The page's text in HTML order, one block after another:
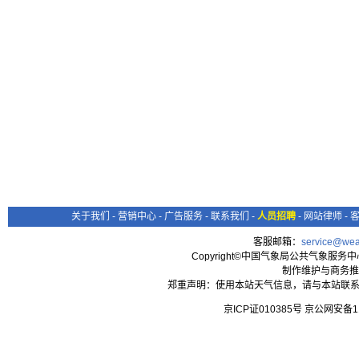
关于我们 - 营销中心 - 广告服务 - 联系我们 - 人员招聘 - 网站律师 -
客服邮箱：
Copyright©中国气象局公共气象服务
制作维护与商务
郑重声明：使用本站天气信息，请与本站联
京ICP证010385号 京公网安备